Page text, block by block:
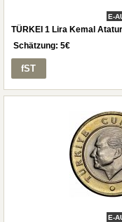
E-
TÜRKEI 1 Lira Kemal
Schätzung: 5€
fST
E-